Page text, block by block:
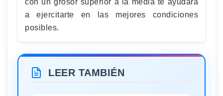
con un grosor superior a la media te ayudará
a ejercitarte en las mejores condiciones
posibles.
LEER TAMBIÉN